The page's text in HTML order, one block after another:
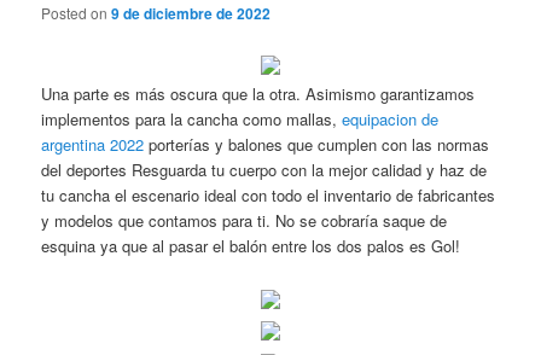
Posted on9 de diciembre de 2022
Una parte es más oscura que la otra. Asimismo garantizamos
implementos para la cancha como mallas,equipacion de
argentina 2022 porterías y balones que cumplen con las normas
del deportes Resguarda tu cuerpo con la mejor calidad y haz de
tu cancha el escenario ideal con todo el inventario de fabricantes
y modelos que contamos para ti. No se cobraría saque de
esquina ya que al pasar el balón entre los dos palos es Gol!